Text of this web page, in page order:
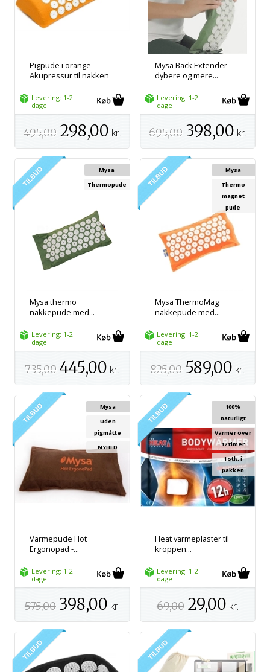
Pigpude i orange -
Akupressur til nakken
Levering: 1-2
dage
495,00 298,00 kr.
Mysa Back Extender -
dybere og mere...
Levering: 1-2
dage
695,00 398,00 kr.
Mysa thermo
nakkepude med...
Mysa
Thermopude
Levering: 1-2
dage
735,00 445,00 kr.
Mysa ThermoMag
nakkepude med...
Mysa
Thermo
magnet
pude
Levering: 1-2
dage
825,00 589,00 kr.
Varmepude Hot
Ergonopad -...
Mysa
Uden
pigmåtte
NYHED
Levering: 1-2
dage
575,00 398,00 kr.
Heat varmeplaster til
kroppen...
100%
naturligt
Varmer over
12 timer
1 stk. i
pakken
Levering: 1-2
dage
69,00 29,00 kr.